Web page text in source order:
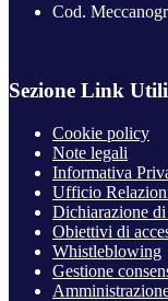
Cod.
Sezione Link Utili
Cookie policy
Note legali
Informativa
Ufficio
Dichiarazione di
Obiettivi di
Whistleblowing
Gestione